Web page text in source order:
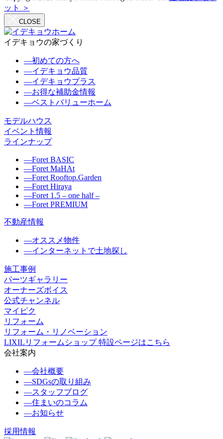
ット ＞
CLOSE
イデキョウの家づくり
―初めての方へ
―イデキョウ品質
―イデキョウプラス
―お得な補助金情報
―ベストバリューホーム
モデルハウス
イベント情報
ラインナップ
―Foret BASIC
―Foret MaHAt
―Foret Rooftop.Garden
―Foret Hiraya
―Foret 1.5 – one half –
―Foret PREMIUM
不動産情報
―オススメ物件
―インターネットで土地探し
施工事例
パーツギャラリー
オーナーズボイス
公式チャンネル
マイピク
リフォーム
リフォーム・リノベーション
LIXILリフォームショップ 特設ページはこちら
会社案内
―会社概要
―SDGsの取り組み
―スタッフブログ
―住まいのコラム
―お知らせ
採用情報